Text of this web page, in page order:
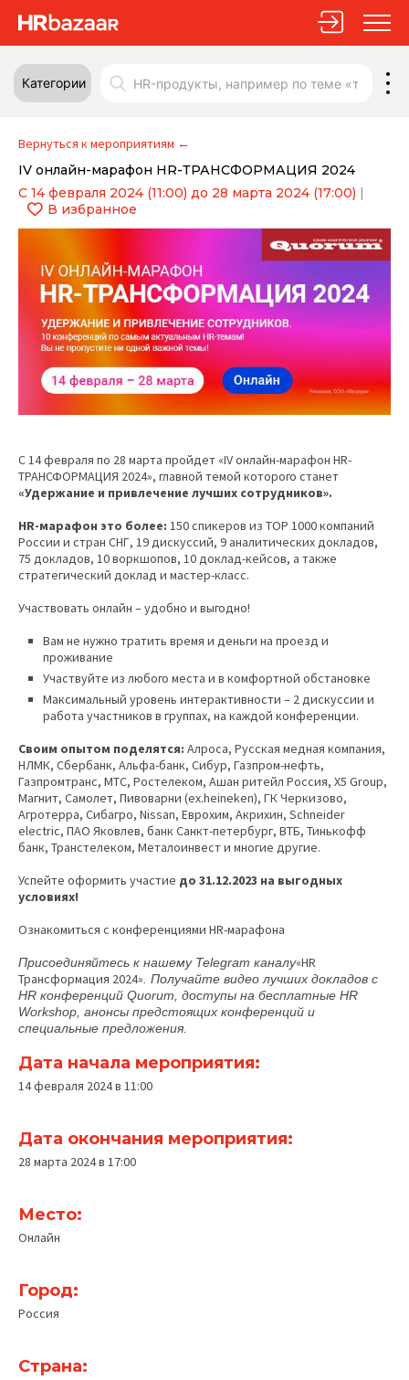
Категории
Вернуться к мероприятиям ←
IV онлайн-марафон HR-ТРАНСФОРМАЦИЯ 2024
С 14 февраля 2024 (11:00) до 28 марта 2024 (17:00) |
В избранное
C 14 февраля по 28 марта пройдет «IV онлайн-марафон HR-
ТРАНСФОРМАЦИЯ 2024», главной темой которого станет
«Удержание и привлечение лучших сотрудников».
HR-марафон это более: 150 спикеров из TOP 1000 компаний
России и стран СНГ, 19 дискуссий, 9 аналитических докладов,
75 докладов, 10 воркшопов, 10 доклад-кейсов, а также
стратегический доклад и мастер-класс.
Участвовать онлайн – удобно и выгодно!
Вам не нужно тратить время и деньги на проезд и
проживание
Участвуйте из любого места и в комфортной обстановке
Максимальный уровень интерактивности – 2 дискуссии и
работа участников в группах, на каждой конференции.
Своим опытом поделятся: Алроса, Русская медная компания,
НЛМК, Сбербанк, Альфа-банк, Сибур, Газпром-нефть,
Газпромтранс, МТС, Ростелеком, Ашан ритейл Россия, X5 Group,
Магнит, Самолет, Пивоварни (ex.heineken), ГК Черкизово,
Агротерра, Сибагро, Nissan, Еврохим, Акрихин, Schneider
electric, ПАО Яковлев, банк Санкт-петербург, ВТБ, Тинькофф
банк, Транстелеком, Металоинвест и многие другие.
Успейте оформить участие до 31.12.2023 на выгодных
условиях!
Ознакомиться с конференциями HR-марафона
Присоединяйтесь к нашему Telegram каналу«HR
Трансформация 2024» . Получайте видео лучших докладов с
HR конференций Quorum, доступы на бесплатные HR
Workshop, анонсы предстоящих конференций и
специальные предложения.
Дата начала мероприятия:
14 февраля 2024 в 11:00
Дата окончания мероприятия:
28 марта 2024 в 17:00
Место:
Онлайн
Город:
Pоссия
Страна: